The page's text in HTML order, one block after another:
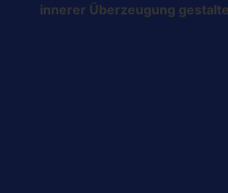
innerer Überzeugung